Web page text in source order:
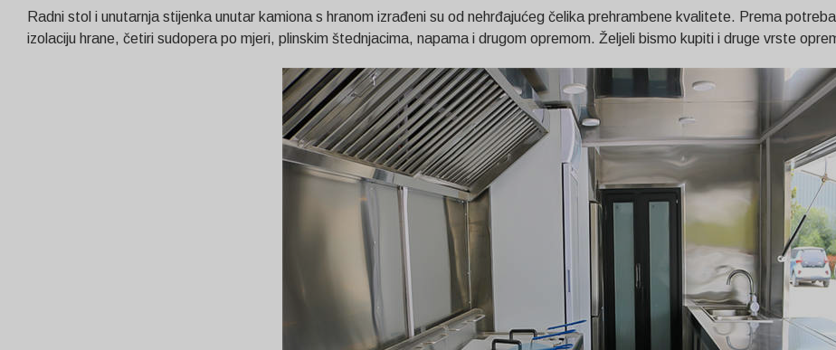
Radni stol i unutarnja stijenka unutar kamiona s hranom izrađeni su od nehrđajućeg čelika prehrambene kvalitete. Prema
izolaciju hrane, četiri sudopera po mjeri, plinskim štednjacima, napama i drugom opremom. Željeli bismo kupiti i druge vrste